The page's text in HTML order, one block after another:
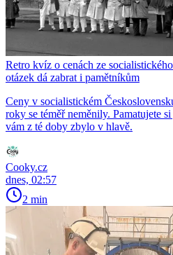
Retro kvíz o cenách ze
otázek dá zabrat i pamětníkům
Ceny v socialistickém
roky se téměř neměnily. Pamatujete
vám z té doby zbylo v hlavě.
Cooky.cz
dnes, 02:57
2 min